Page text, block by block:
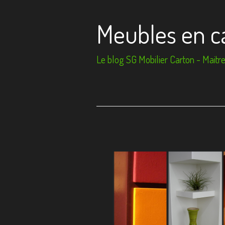
Meubles en
Le blog SG Mobilier Carton -